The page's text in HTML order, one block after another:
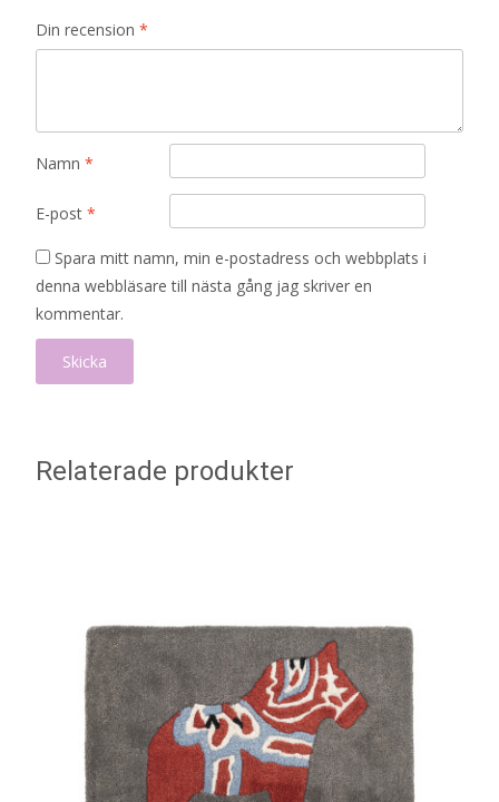
Din recension *
Namn *
E-post *
Spara mitt namn, min e-postadress och webbplats i
denna webbläsare till nästa gång jag skriver en
kommentar.
Relaterade produkter